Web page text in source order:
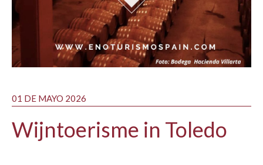
01 DE MAYO 2026
Wijntoerisme in Toledo